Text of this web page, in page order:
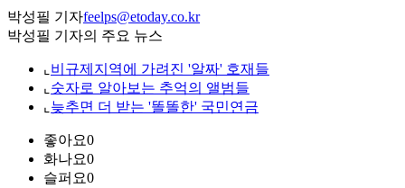
박성필 기자feelps@etoday.co.kr
박성필 기자의 주요 뉴스
⌞ 비규제지역에 가려진 '알짜' 호재들
⌞ 숫자로 알아보는 추억의 앨범들
⌞ 늦추면 더 받는 '똘똘한' 국민연금
좋아요0
화나요0
슬퍼요0